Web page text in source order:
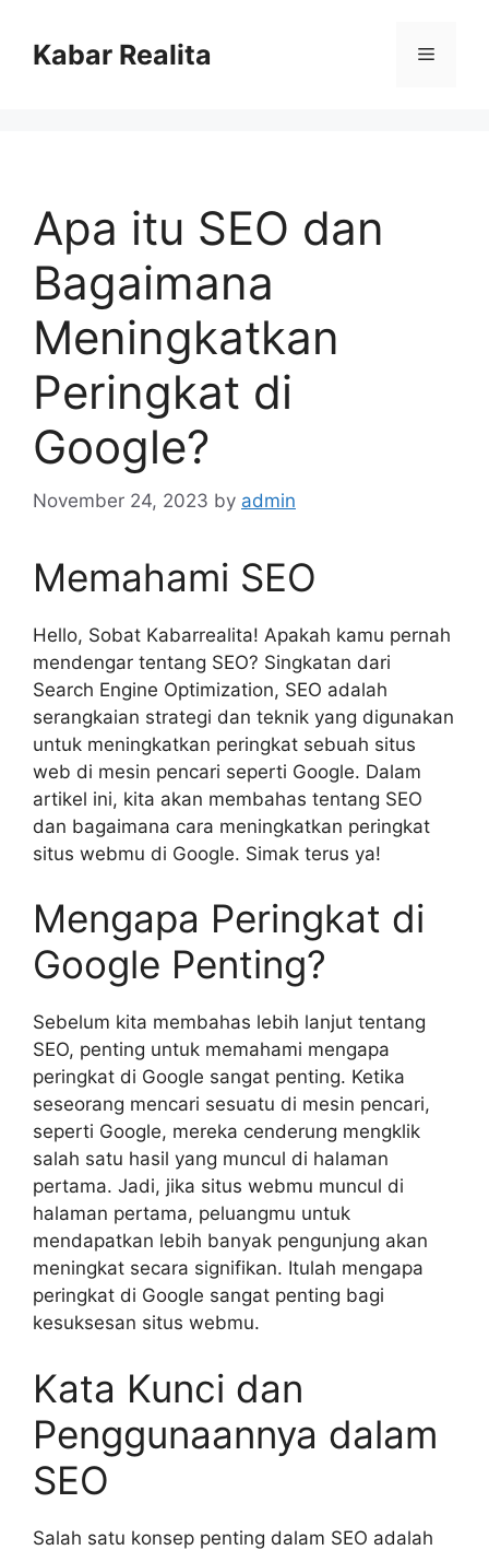
contentKabar Realita Menu
Apa itu SEO dan
Bagaimana
Meningkatkan
Peringkat di
Google?
November 24, 2023 by admin
Memahami SEO
Hello, Sobat Kabarrealita! Apakah kamu pernah
mendengar tentang SEO? Singkatan dari
Search Engine Optimization, SEO adalah
serangkaian strategi dan teknik yang digunakan
untuk meningkatkan peringkat sebuah situs
web di mesin pencari seperti Google. Dalam
artikel ini, kita akan membahas tentang SEO
dan bagaimana cara meningkatkan peringkat
situs webmu di Google. Simak terus ya!
Mengapa Peringkat di
Google Penting?
Sebelum kita membahas lebih lanjut tentang
SEO, penting untuk memahami mengapa
peringkat di Google sangat penting. Ketika
seseorang mencari sesuatu di mesin pencari,
seperti Google, mereka cenderung mengklik
salah satu hasil yang muncul di halaman
pertama. Jadi, jika situs webmu muncul di
halaman pertama, peluangmu untuk
mendapatkan lebih banyak pengunjung akan
meningkat secara signifikan. Itulah mengapa
peringkat di Google sangat penting bagi
kesuksesan situs webmu.
Kata Kunci dan
Penggunaannya dalam
SEO
Salah satu konsep penting dalam SEO adalah